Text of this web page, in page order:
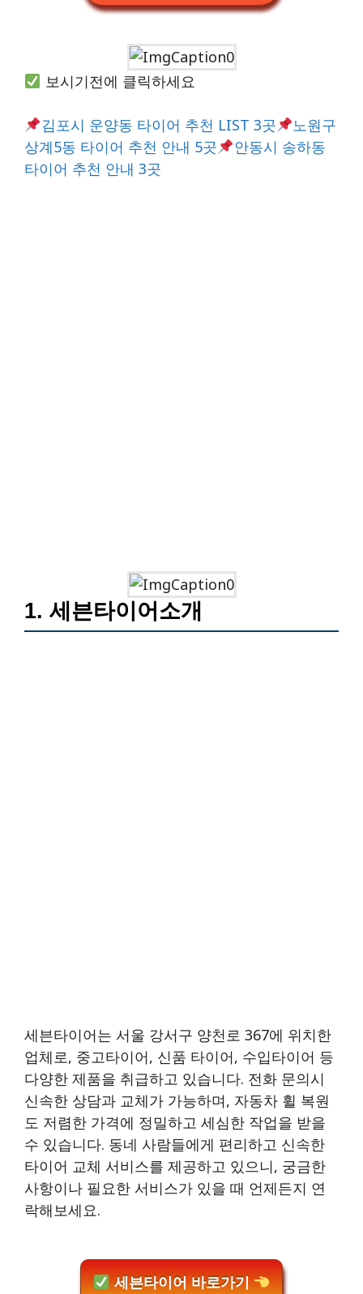
보시기전에 클릭하세요
김포시 운양동 타이어 추천 LIST 3곳
노원구
상계5동 타이어 추천 안내 5곳
안동시 송하동
타이어 추천 안내 3곳
1. 세븐타이어소개
세븐타이어는 서울 강서구 양천로 367에 위치한
업체로, 중고타이어, 신품 타이어, 수입타이어 등
다양한 제품을 취급하고 있습니다. 전화 문의시
신속한 상담과 교체가 가능하며, 자동차 휠 복원
도 저렴한 가격에 정밀하고 세심한 작업을 받을
수 있습니다. 동네 사람들에게 편리하고 신속한
타이어 교체 서비스를 제공하고 있으니, 궁금한
사항이나 필요한 서비스가 있을 때 언제든지 연
락해보세요.
세븐타이어 바로가기